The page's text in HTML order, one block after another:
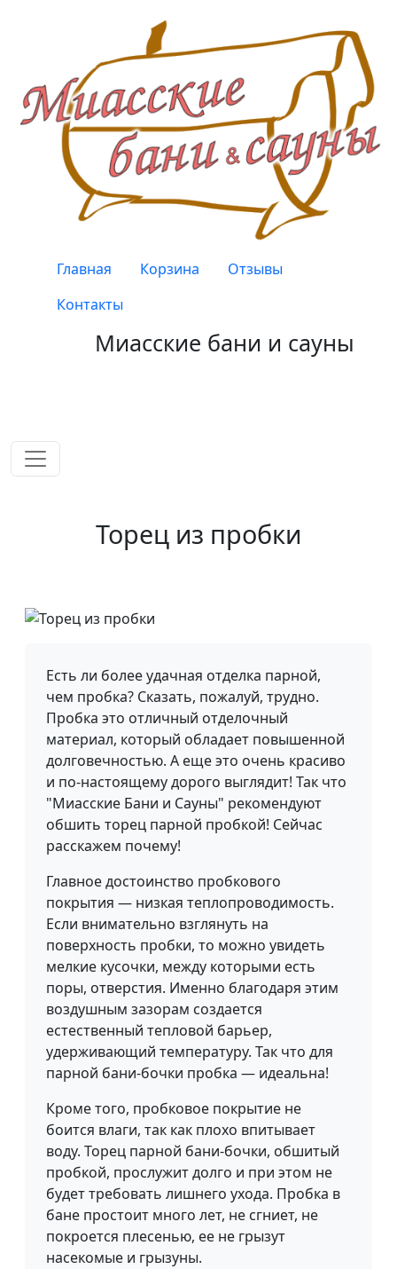
Верхнее меню
Главная Корзина
Отзывы
Контакты
Миасские бани и сауны
Торец из пробки
Есть ли более удачная отделка парной,
чем пробка? Сказать, пожалуй, трудно.
Пробка это отличный отделочный
материал, который обладает повышенной
долговечностью. А еще это очень красиво
и по-настоящему дорого выглядит! Так что
"Миасские Бани и Сауны" рекомендуют
обшить торец парной пробкой! Сейчас
расскажем почему!
Главное достоинство пробкового
покрытия — низкая теплопроводимость.
Если внимательно взглянуть на
поверхность пробки, то можно увидеть
мелкие кусочки, между которыми есть
поры, отверстия. Именно благодаря этим
воздушным зазорам создается
естественный тепловой барьер,
удерживающий температуру. Так что для
парной бани-бочки пробка — идеальна!
Кроме того, пробковое покрытие не
боится влаги, так как плохо впитывает
воду. Торец парной бани-бочки, обшитый
пробкой, прослужит долго и при этом не
будет требовать лишнего ухода. Пробка в
бане простоит много лет, не сгниет, не
покроется плесенью, ее не грызут
насекомые и грызуны.